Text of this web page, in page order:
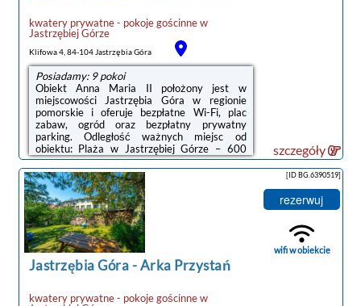
kwatery prywatne - pokoje gościnnew
Jastrzębiej Górze
Klifowa 4, 84-104 Jastrzębia Góra
Posiadamy: 9 pokoi
Obiekt Anna Maria II położony jest w
miejscowości Jastrzębia Góra w regionie
pomorskie i oferuje bezpłatne Wi-Fi, plac
zabaw, ogród oraz bezpłatny prywatny
parking. Odległość ważnych miejsc od
obiektu: Plaża w Jastrzębiej Górze – 600
m.Obiekt zapewnia pościel i ręczniki za
dodatkową opłatą.Na terenie obiektu Anna
Maria II znajduje się sprzęt do
grillowania.Odległość ważnych miejsc od
obiektu: Port Gdynia – 42 km, Stocznia
Gdynia – 46 km. Lotnisko Lotnisko Gdańsk-
Rębiechowo znajduje się 68 km od
obiektu.Doba hotelowa od godziny 14:00 do
10:00.Prosimy o wcześniejsze ...
szczegóły
Jastrzębia Góra-Arka Przystań
kwatery prywatne - pokoje gościnnew
[ID BG.6390519]
rezerwuj
wifi w obiekcie